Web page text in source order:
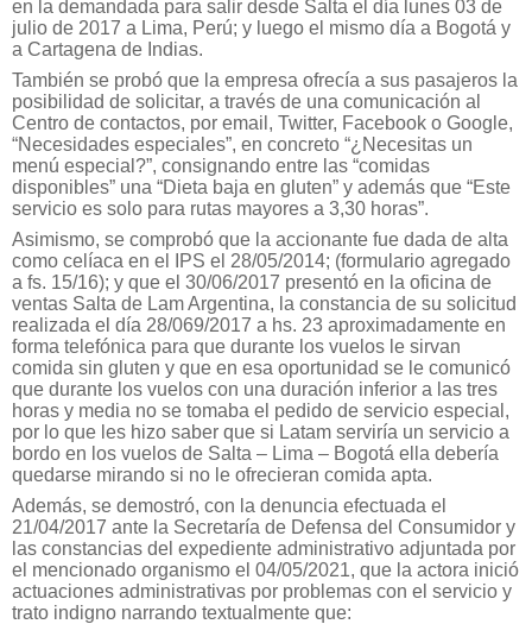
en la demandada para salir desde Salta el día lunes 03 de
julio de 2017 a Lima, Perú; y luego el mismo día a Bogotá y
a Cartagena de Indias.
También se probó que la empresa ofrecía a sus pasajeros la
posibilidad de solicitar, a través de una comunicación al
Centro de contactos, por email, Twitter, Facebook o Google,
“Necesidades especiales”, en concreto “¿Necesitas un
menú especial?”, consignando entre las “comidas
disponibles” una “Dieta baja en gluten” y además que “Este
servicio es solo para rutas mayores a 3,30 horas”.
Asimismo, se comprobó que la accionante fue dada de alta
como celíaca en el IPS el 28/05/2014; (formulario agregado
a fs. 15/16); y que el 30/06/2017 presentó en la oficina de
ventas Salta de Lam Argentina, la constancia de su solicitud
realizada el día 28/069/2017 a hs. 23 aproximadamente en
forma telefónica para que durante los vuelos le sirvan
comida sin gluten y que en esa oportunidad se le comunicó
que durante los vuelos con una duración inferior a las tres
horas y media no se tomaba el pedido de servicio especial,
por lo que les hizo saber que si Latam serviría un servicio a
bordo en los vuelos de Salta – Lima – Bogotá ella debería
quedarse mirando si no le ofrecieran comida apta.
Además, se demostró, con la denuncia efectuada el
21/04/2017 ante la Secretaría de Defensa del Consumidor y
las constancias del expediente administrativo adjuntada por
el mencionado organismo el 04/05/2021, que la actora inició
actuaciones administrativas por problemas con el servicio y
trato indigno narrando textualmente que: